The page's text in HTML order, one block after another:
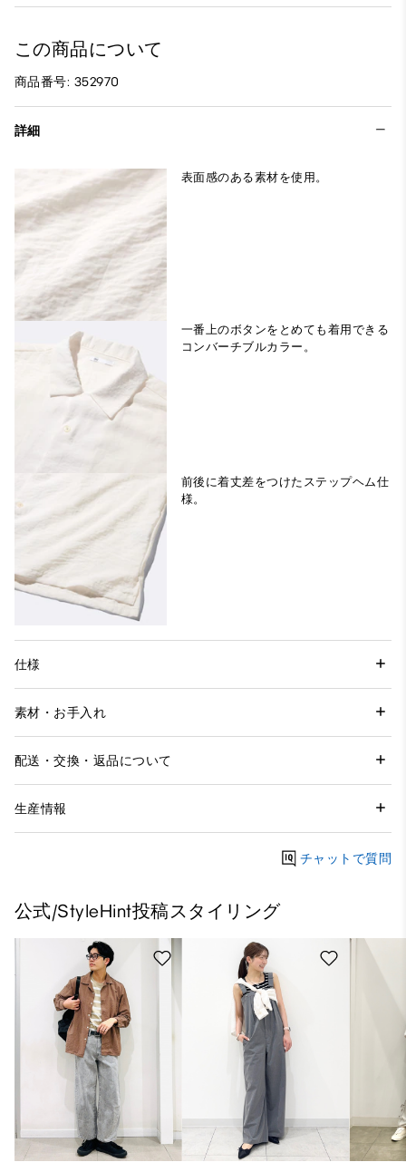
この商品について
商品番号: 352970
詳細
表面感のある素材を使用。
一番上のボタンをとめても着用できる
コンバーチブルカラー。
前後に着丈差をつけたステップヘム仕
様。
仕様
素材・お手入れ
配送・交換・返品について
生産情報
チャットで質問
公式/StyleHint投稿スタイリング